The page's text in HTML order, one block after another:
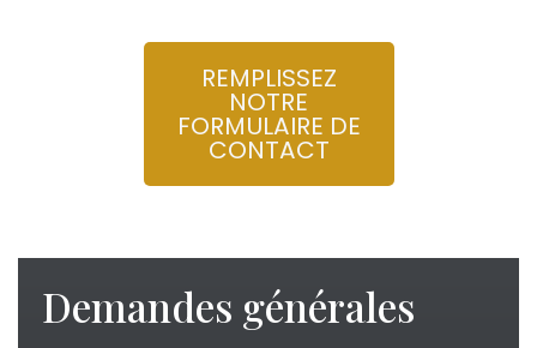
REMPLISSEZ
NOTRE
FORMULAIRE DE
CONTACT
Demandes générales